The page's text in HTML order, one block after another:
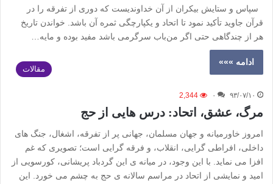
سپاس و ستایش بیکران از آن خداوندیست که دوری از تفرقه را در
قرآن جاوید تأکید نمود تا اتحاد و یکپارچگی ثمره آن باشد. خواندن تاریخ
هر از چندگاهی حتی اگر من‌باب سرگرمی باشد مفید بوده و مایه…
ادامه »»»
مقالات
۹۳/۰۷/۱۰ ۰ 2,344
مرگ، عشق، اتحاد: درس هایی از حج
امروز خاورمیانه و جهان مسلمان، جهانی پر از تفرقه، اشغال، جنگ های
داخلی، افراطی گرایی، انقلاب، و فرقه گرایی است؛ تصویری که غم
افزا می نماید. با این وجود، در میانه ی این گردباد پریشانی، کورسویی از
امید و نمایشی از اتحاد در مراسم سالانه ی حج به چشم می خورد. این